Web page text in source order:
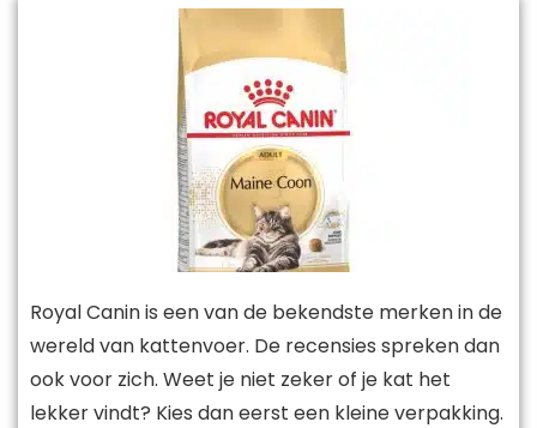
Royal Canin is een van de bekendste merken in de
wereld van kattenvoer. De recensies spreken dan
ook voor zich. Weet je niet zeker of je kat het
lekker vindt? Kies dan eerst een kleine verpakking.